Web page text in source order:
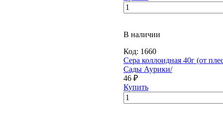
В наличии
Код: 1660
Сера коллоидная 40г (от
Сады Аурики/
46 ₽
Купить